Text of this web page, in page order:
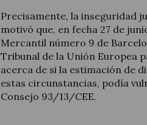
Precisamente, la inseguridad
motivó que, en fecha 27 de
Mercantil número 9 de
Tribunal de la Unión Europea
acerca de si la estimación de
estas circunstancias, podía
Consejo 93/13/CEE.